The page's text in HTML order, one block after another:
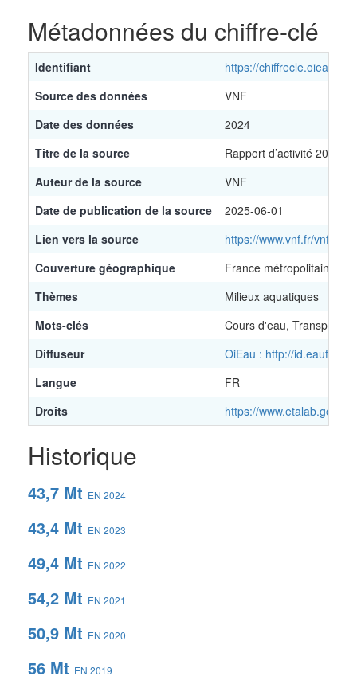
Métadonnées du chiffre-clé
Identifiant
https://chiffrecle.oieau.fr/
Source des données
VNF
Date des données
2024
Titre de la source
Rapport d’activité 2024
Auteur de la source
VNF
Date de publication de la source
2025-06-01
Lien vers la source
https://www.vnf.fr/vnf/
Couverture géographique
France métropolitaine
Thèmes
Milieux aquatiques
Mots-clés
Cours d'eau, Transport
Diffuseur
OiEau : http://
Langue
FR
Droits
https://
Historique
43,7 Mt EN 2024
43,4 Mt EN 2023
49,4 Mt EN 2022
54,2 Mt EN 2021
50,9 Mt EN 2020
56 Mt EN 2019